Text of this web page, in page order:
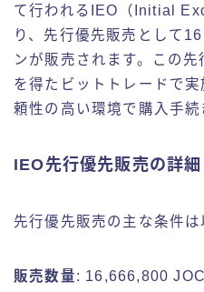
て行われるIEO（Initial
り、先行優先販売として
ンが販売されます。この
を得たビットトレードで
頼性の高い環境で購入手続
IEO先行優先販売の詳
先行優先販売の主な条件は
販売数量: 16,666,800